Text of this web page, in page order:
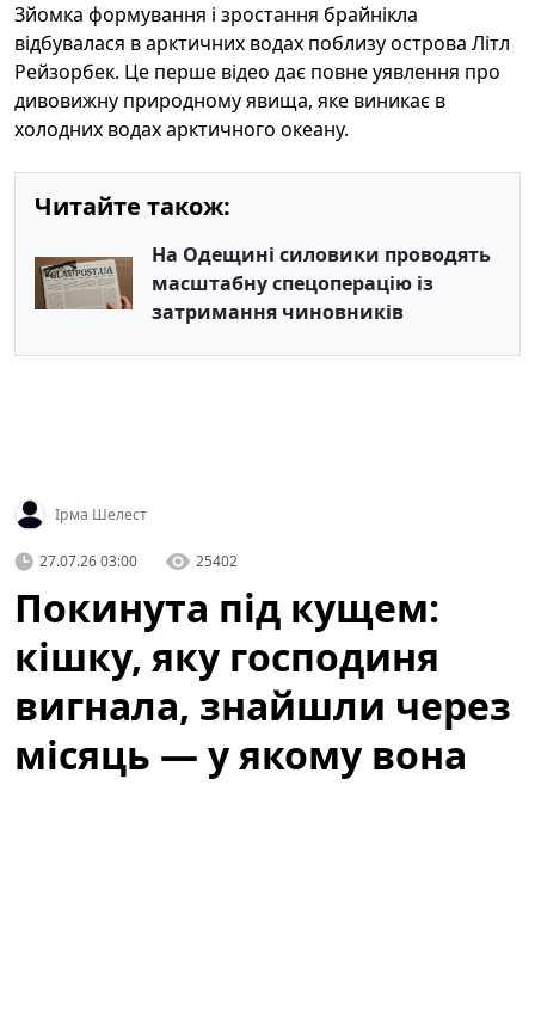
Зйомка формування і зростання брайнікла
відбувалася в арктичних водах поблизу острова Літл
Рейзорбек. Це перше відео дає повне уявлення про
дивовижну природному явища, яке виникає в
холодних водах арктичного океану.
Читайте також:
На Одещині силовики проводять
масштабну спецоперацію із
затримання чиновників
Ірма Шелест
27.07.26 03:00 25402
Покинута під кущем:
кішку, яку господиня
вигнала, знайшли через
місяць — у якому вона